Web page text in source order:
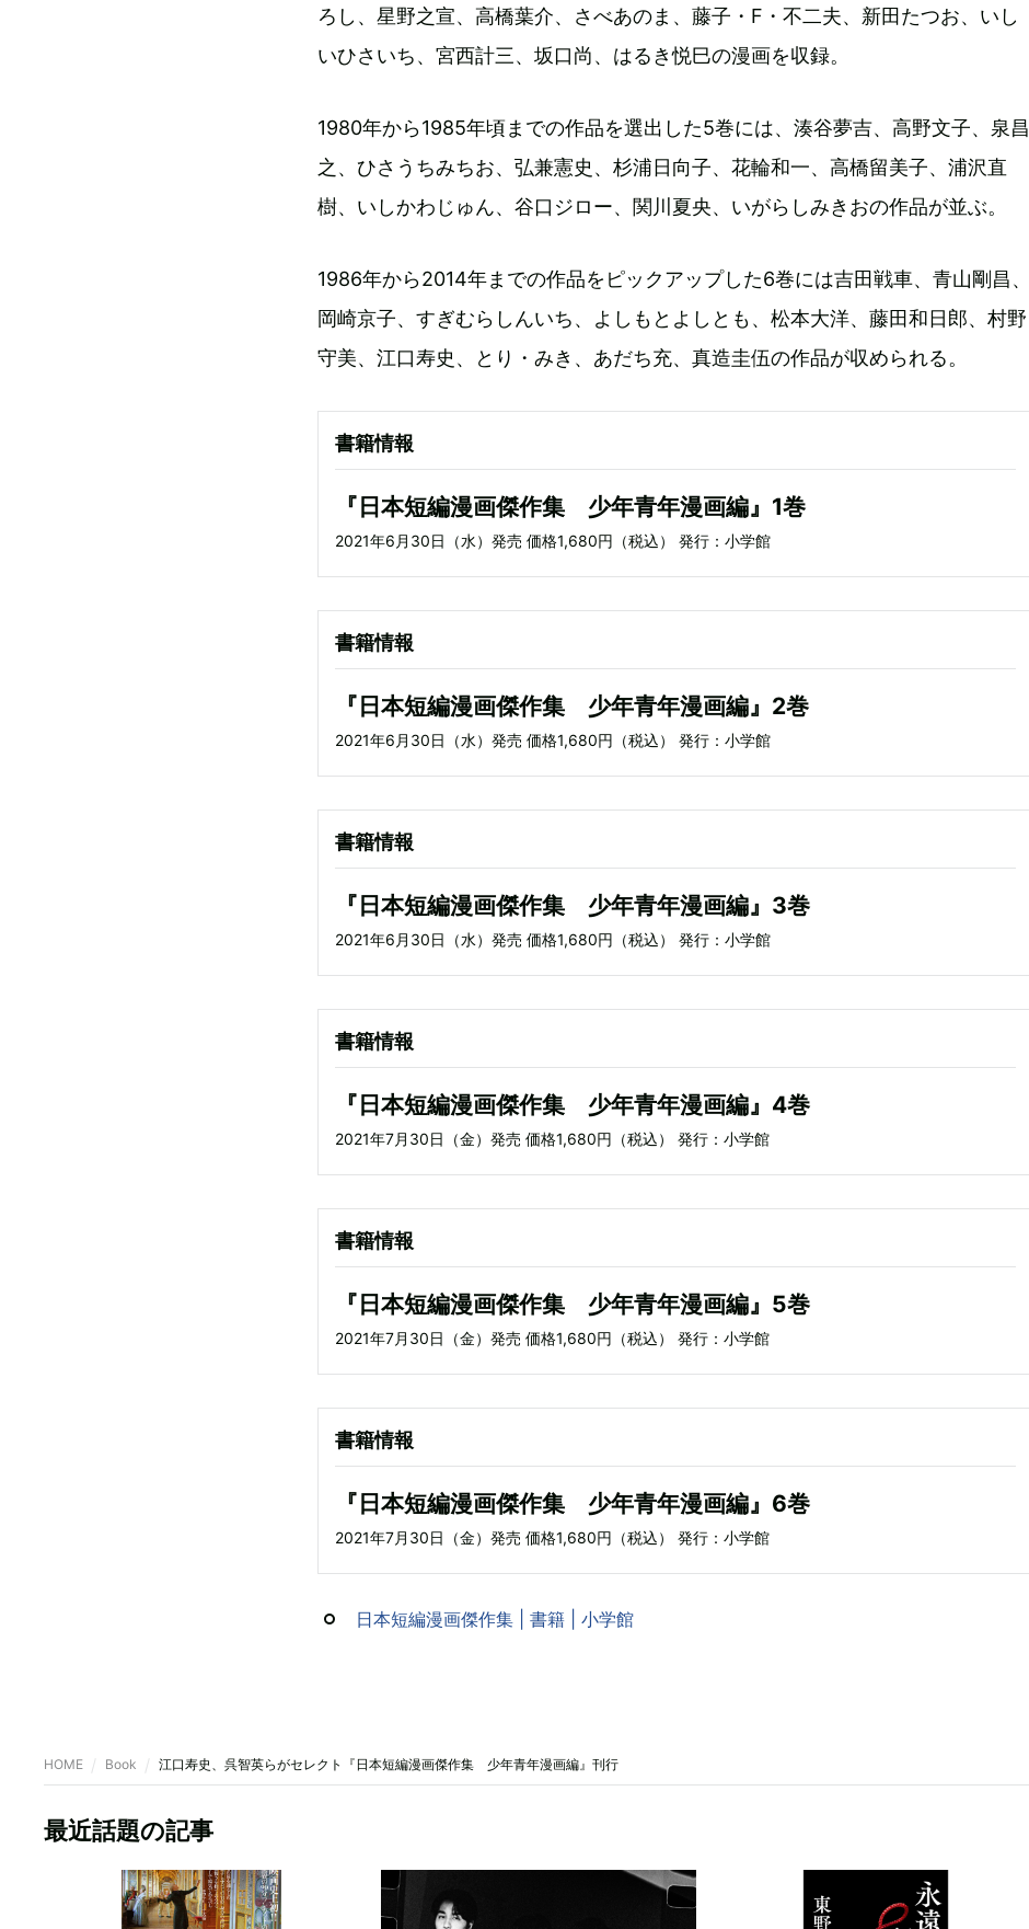
ろし、星野之宣、高橋葉介、さべあのま、藤子・F・不二夫、新田たつお、いし
いひさいち、宮西計三、坂口尚、はるき悦巳の漫画を収録。
1980年から1985年頃までの作品を選出した5巻には、湊谷夢吉、高野文子、泉昌
之、ひさうちみちお、弘兼憲史、杉浦日向子、花輪和一、高橋留美子、浦沢直
樹、いしかわじゅん、谷口ジロー、関川夏央、いがらしみきおの作品が並ぶ。
1986年から2014年までの作品をピックアップした6巻には吉田戦車、青山剛昌、
岡崎京子、すぎむらしんいち、よしもとよしとも、松本大洋、藤田和日郎、村野
守美、江口寿史、とり・みき、あだち充、真造圭伍の作品が収められる。
書籍情報
『日本短編漫画傑作集 少年青年漫画編』1巻
2021年6月30日（水）発売 価格1,680円（税込） 発行：小学館
書籍情報
『日本短編漫画傑作集 少年青年漫画編』2巻
2021年6月30日（水）発売 価格1,680円（税込） 発行：小学館
書籍情報
『日本短編漫画傑作集 少年青年漫画編』3巻
2021年6月30日（水）発売 価格1,680円（税込） 発行：小学館
書籍情報
『日本短編漫画傑作集 少年青年漫画編』4巻
2021年7月30日（金）発売 価格1,680円（税込） 発行：小学館
書籍情報
『日本短編漫画傑作集 少年青年漫画編』5巻
2021年7月30日（金）発売 価格1,680円（税込） 発行：小学館
書籍情報
『日本短編漫画傑作集 少年青年漫画編』6巻
2021年7月30日（金）発売 価格1,680円（税込） 発行：小学館
日本短編漫画傑作集 | 書籍 | 小学館
HOME Book 江口寿史、呉智英らがセレクト『日本短編漫画傑作集 少年青年漫画編』刊行
最近話題の記事